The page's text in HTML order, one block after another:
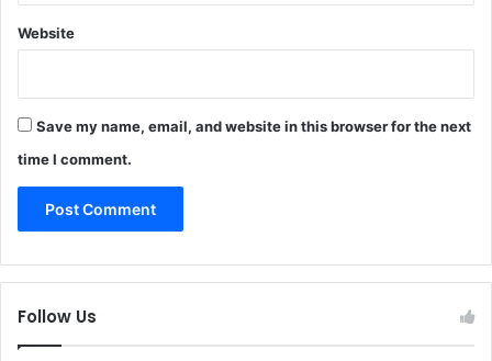
Website
Save my name, email, and website in this browser for the next
time I comment.
Follow Us